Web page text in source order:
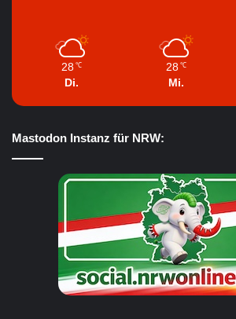
28 ℃
Di.
28 ℃
Mi.
Mastodon Instanz für NRW: